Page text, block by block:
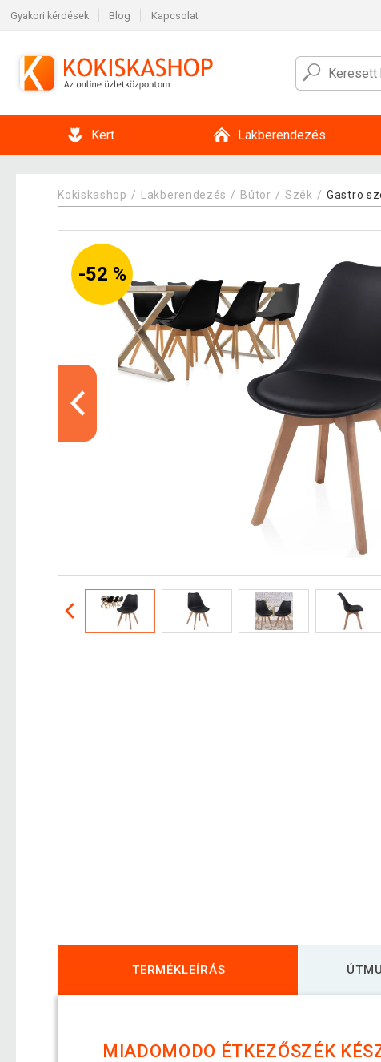
Gyakori kérdések Blog Kapcsolat
Kert Lakberendezés
Kokiskashop Lakberendezés Bútor Szék Gastro
-52 %
TERMÉKLEÍRÁS
MIADOMODO ÉTKEZŐSZÉK